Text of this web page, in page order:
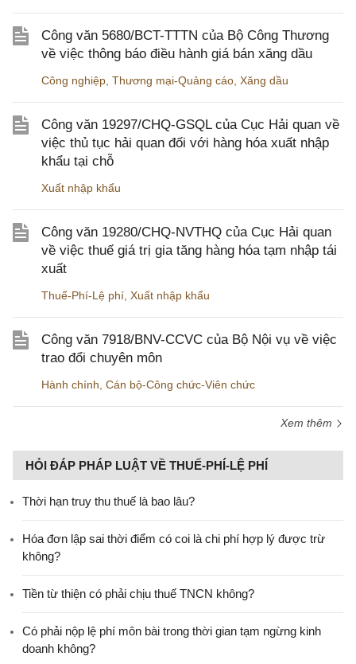
Công văn 5680/BCT-TTTN của Bộ Công Thương
về việc thông báo điều hành giá bán xăng dầu
Công nghiệp Thương mại-Quảng cáo Xăng dầu
Công văn 19297/CHQ-GSQL của Cục Hải quan về
việc thủ tục hải quan đối với hàng hóa xuất nhập
khẩu tại chỗ
Xuất nhập khẩu
Công văn 19280/CHQ-NVTHQ của Cục Hải quan
về việc thuế giá trị gia tăng hàng hóa tạm nhập tái
xuất
Thuế-Phí-Lệ phí Xuất nhập khẩu
Công văn 7918/BNV-CCVC của Bộ Nội vụ về việc
trao đổi chuyên môn
Hành chính Cán bộ-Công chức-Viên chức
Xem thêm
HỎI ĐÁP PHÁP LUẬT VỀ THUẾ-PHÍ-LỆ PHÍ
Thời hạn truy thu thuế là bao lâu?
Hóa đơn lập sai thời điểm có coi là chi phí hợp lý được trừ
không?
Tiền từ thiện có phải chịu thuế TNCN không?
Có phải nộp lệ phí môn bài trong thời gian tạm ngừng kinh
doanh không?